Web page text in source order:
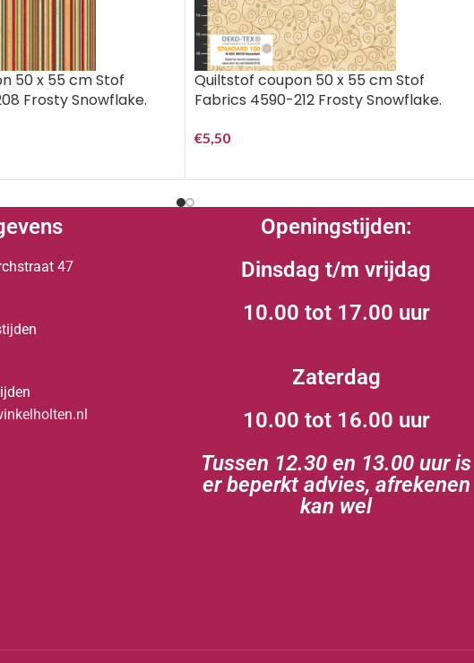
50 x 55 cm Stof
Frosty Snowflake.
Quiltstof coupon 50 x 55 cm Stof
Fabrics 4590-212 Frosty Snowflake.
€5,50
47
Openingstijden:
Dinsdag t/m vrijdag
10.00 tot 17.00 uur
Zaterdag
10.00 tot 16.00 uur
Tussen 12.30 en 13.00 uur is
er beperkt advies, afrekenen
kan wel